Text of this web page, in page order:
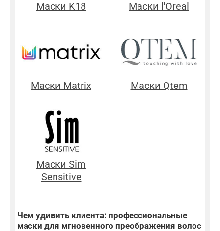
Маски K18 Маски l'Oreal
Маски Matrix Маски Qtem
Маски Sim
Sensitive
Чем удивить клиента: профессиональные
маски для мгновенного преображения волос